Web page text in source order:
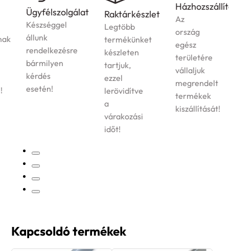
Ügyfélszolgálat
Készséggel
állunk
rendelkezésre
bármilyen
kérdés
esetén!
Raktárkészlet
Legtöbb
termékünket
készleten
tartjuk,
ezzel
lerövidítve
várakozási
időt!
Házhozszállítás
ország
egész
területére
vállaljuk
megrendelt
termékek
kiszállítását!
Kapcsoldó termékek